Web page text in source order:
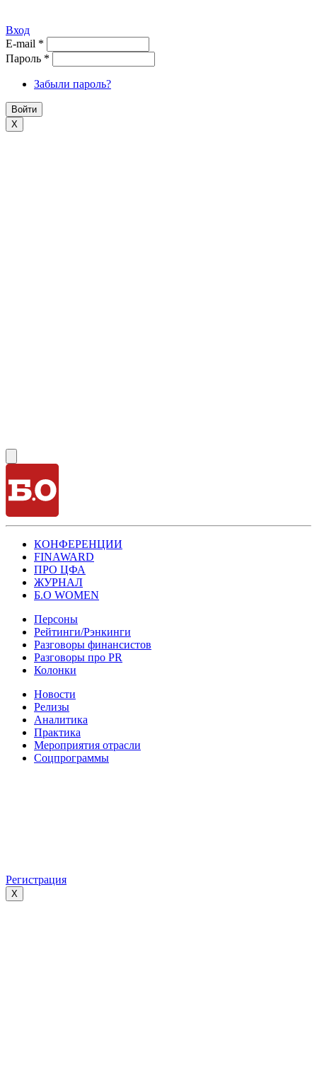
Вход
E-mail *
Пароль *
Забыли пароль?
X
КОНФЕРЕНЦИИ
FINAWARD
ПРО ЦФА
ЖУРНАЛ
Б.О WOMEN
Персоны
Рейтинги/Рэнкинги
Разговоры финансистов
Разговоры про PR
Колонки
Новости
Релизы
Аналитика
Практика
Мероприятия отрасли
Соцпрограммы
Регистрация
X